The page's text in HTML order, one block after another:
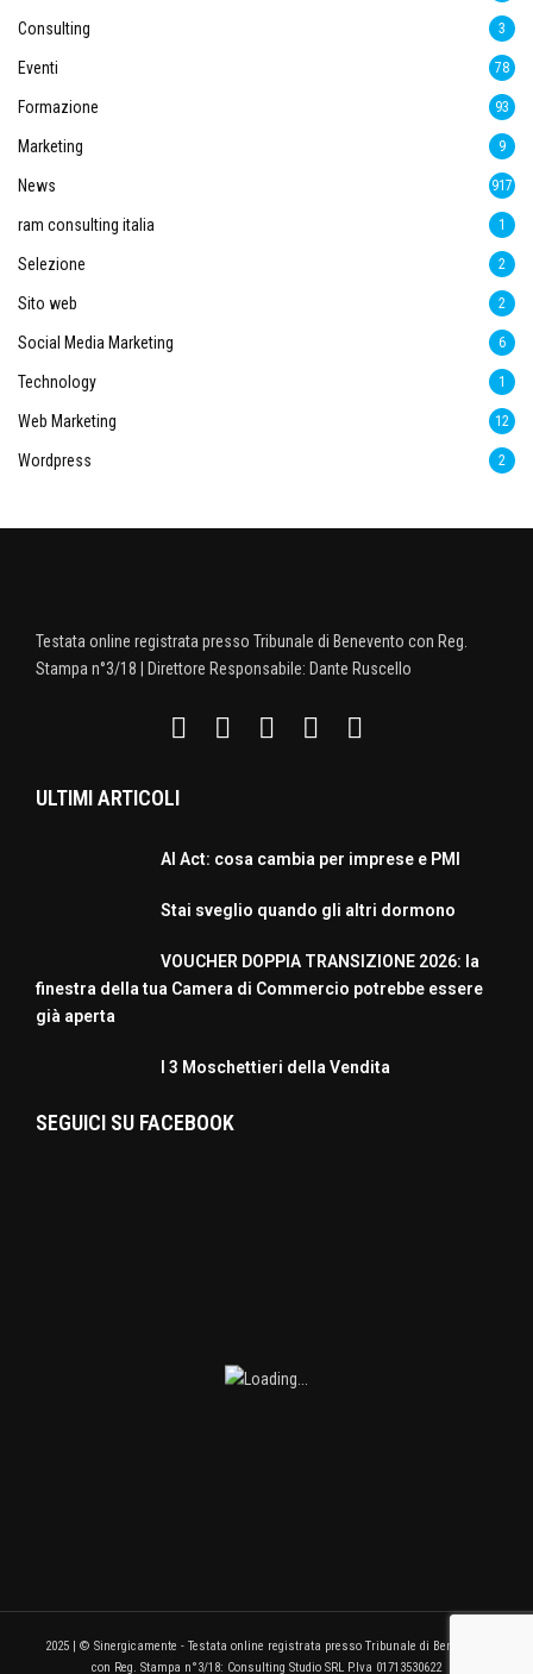
Consulting 3
Eventi 78
Formazione 93
Marketing 9
News 917
ram consulting italia 1
Selezione 2
Sito web 2
Social Media Marketing 6
Technology 1
Web Marketing 12
Wordpress 2
Testata online registrata presso Tribunale di Benevento con Reg.
Stampa n°3/18 | Direttore Responsabile: Dante Ruscello
ULTIMI ARTICOLI
AI Act: cosa cambia per imprese e PMI
Stai sveglio quando gli altri dormono
VOUCHER DOPPIA TRANSIZIONE 2026: la
finestra della tua Camera di Commercio potrebbe essere
già aperta
I 3 Moschettieri della Vendita
SEGUICI SU FACEBOOK
2025 | © Sinergicamente - Testata online registrata presso Tribunale di Benevento
con Reg. Stampa n°3/18: Consulting Studio SRL P.Iva 01713530622